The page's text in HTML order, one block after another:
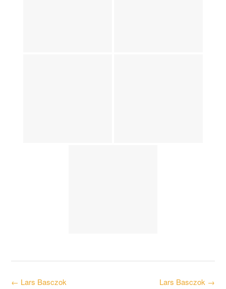
Post Lars Basczok →
← Lars Basczok